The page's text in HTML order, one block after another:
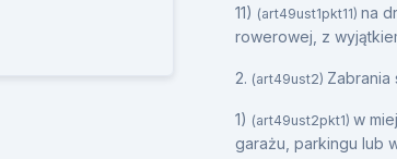
11) (art49ust1pkt11) na
rowerowej, z
2. (art49ust2) Zabrania
1) (art49ust2pkt1) w
garażu, parkingu lub